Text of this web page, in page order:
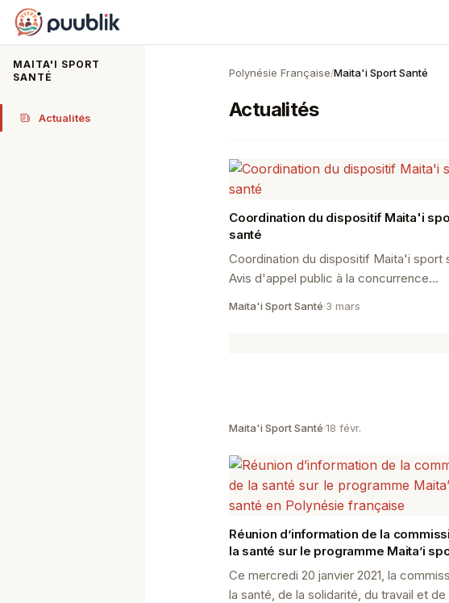
Puublik
MAITA'I SPORT
SANTÉ
Actualités
Polynésie Française/Maita'i Sport Santé
Actualités
Coordination du dispositif Maita'i
santé
Coordination du dispositif Maita'i sport
Avis d'appel public à la concurrence
SERVICE RÉFÉRENT : Départe...
Maita'i Sport Santé·3 mars
Maita'i Sport Santé·18 févr.
Réunion d’information de la
la santé sur le programme Maita’i
santé en Polynésie française
Ce mercredi 20 janvier 2021, la
la santé, de la solidarité, du travail et de